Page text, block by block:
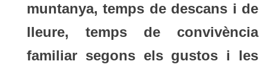
muntanya, temps de descans i de
lleure, temps de convivència
familiar segons els gustos i les